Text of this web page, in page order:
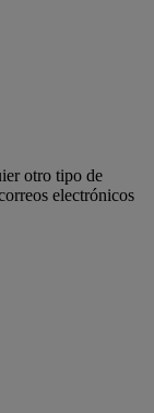
otro tipo de
electrónicos